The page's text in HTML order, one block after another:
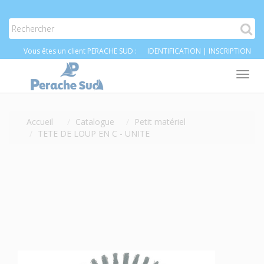
Vous êtes un client PERACHE SUD : IDENTIFICATION | INSCRIPTION
Accueil Catalogue
Petit matériel
TETE DE LOUP EN C - UNITE